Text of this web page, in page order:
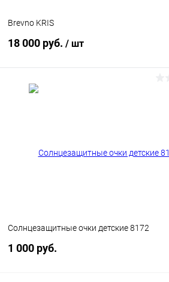
Brevno KRIS
18 000 руб. / шт
Солнцезащитные очки детские 8172
1 000 руб.